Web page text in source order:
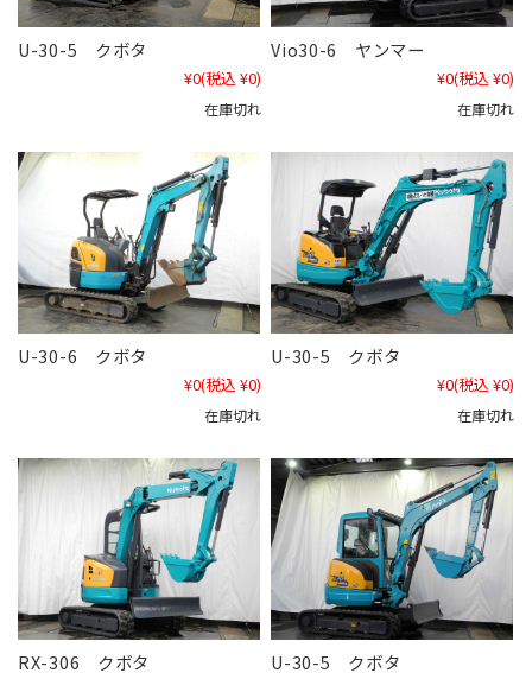
U-30-5 クボタ
¥0(税込 ¥0)
在庫切れ
Vio30-6 ヤンマー
¥0(税込 ¥0)
在庫切れ
U-30-6 クボタ
¥0(税込 ¥0)
在庫切れ
U-30-5 クボタ
¥0(税込 ¥0)
在庫切れ
RX-306 クボタ U-30-5 クボタ